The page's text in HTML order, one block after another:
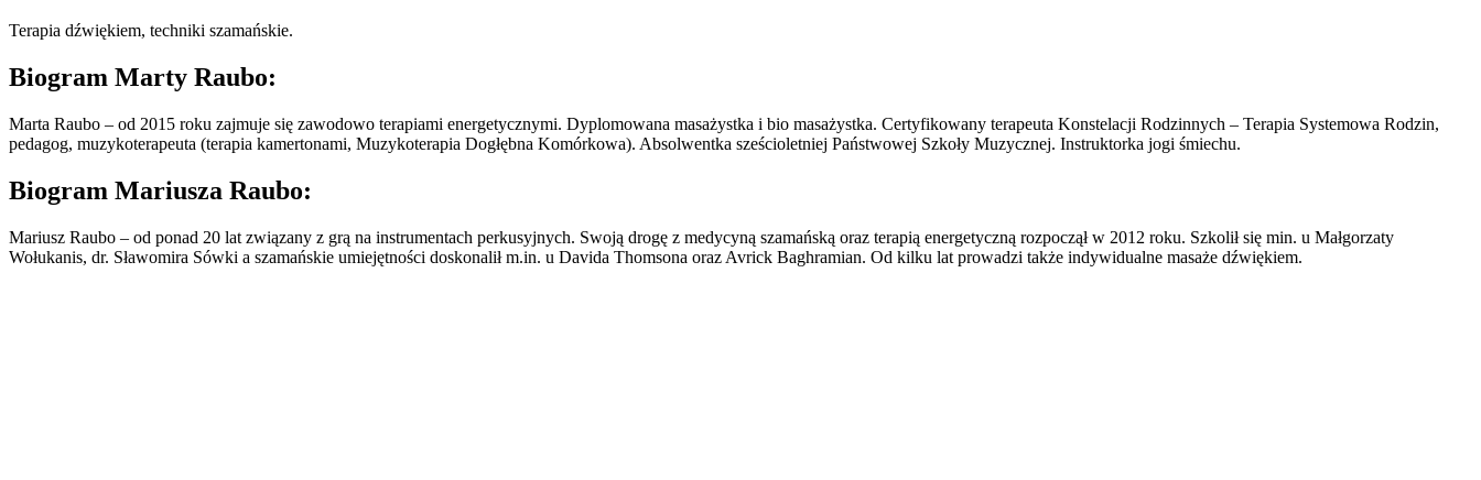
Terapia dźwiękiem, techniki szamańskie.
Biogram Marty Raubo:
Marta Raubo – od 2015 roku zajmuje się zawodowo terapiami energetycznymi. Dyplomowana masażystka i bio masażystka. Certyfikowany terapeuta Konstelacji Rodzinnych – Terapia Systemowa Rodzin,
pedagog, muzykoterapeuta (terapia kamertonami, Muzykoterapia Dogłębna Komórkowa). Absolwentka sześcioletniej Państwowej Szkoły Muzycznej. Instruktorka jogi śmiechu.
Biogram Mariusza Raubo:
Mariusz Raubo – od ponad 20 lat związany z grą na instrumentach perkusyjnych. Swoją drogę z medycyną szamańską oraz terapią energetyczną rozpoczął w 2012 roku. Szkolił się min. u Małgorzaty
Wołukanis, dr. Sławomira Sówki a szamańskie umiejętności doskonalił m.in. u Davida Thomsona oraz Avrick Baghramian. Od kilku lat prowadzi także indywidualne masaże dźwiękiem.